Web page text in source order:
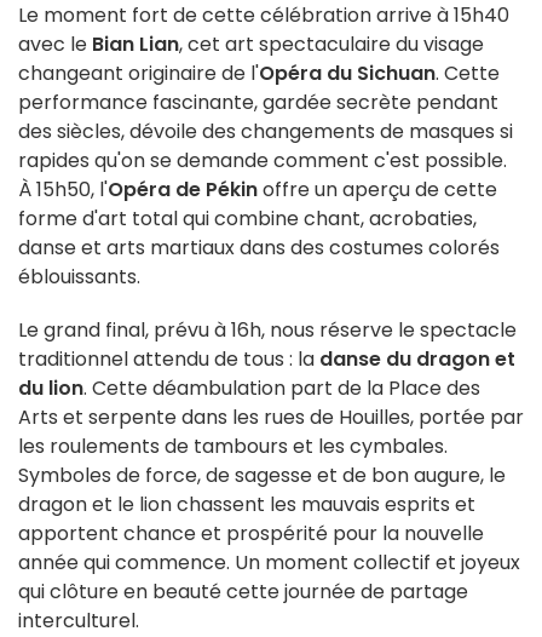
Le moment fort de cette célébration arrive à 15h40
avec le Bian Lian, cet art spectaculaire du visage
changeant originaire de l'Opéra du Sichuan. Cette
performance fascinante, gardée secrète pendant
des siècles, dévoile des changements de masques si
rapides qu'on se demande comment c'est possible.
À 15h50, l'Opéra de Pékinoffre un aperçu de cette
forme d'art total qui combine chant, acrobaties,
danse et arts martiaux dans des costumes colorés
éblouissants.
Le grand final, prévu à 16h, nous réserve le spectacle
traditionnel attendu de tous : la danse du dragon et
du lion. Cette déambulation part de la Place des
Arts et serpente dans les rues de Houilles, portée par
les roulements de tambours et les cymbales.
Symboles de force, de sagesse et de bon augure, le
dragon et le lion chassent les mauvais esprits et
apportent chance et prospérité pour la nouvelle
année qui commence. Un moment collectif et joyeux
qui clôture en beauté cette journée de partage
interculturel.